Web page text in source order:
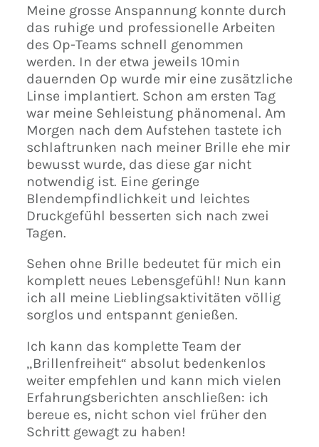
Meine grosse Anspannung konnte durch
das ruhige und professionelle Arbeiten
des Op-Teams schnell genommen
werden. In der etwa jeweils 10min
dauernden Op wurde mir eine zusätzliche
Linse implantiert. Schon am ersten Tag
war meine Sehleistung phänomenal. Am
Morgen nach dem Aufstehen tastete ich
schlaftrunken nach meiner Brille ehe mir
bewusst wurde, das diese gar nicht
notwendig ist. Eine geringe
Blendempfindlichkeit und leichtes
Druckgefühl besserten sich nach zwei
Tagen.
Sehen ohne Brille bedeutet für mich ein
komplett neues Lebensgefühl! Nun kann
ich all meine Lieblingsaktivitäten völlig
sorglos und entspannt genießen.
Ich kann das komplette Team der
„Brillenfreiheit“ absolut bedenkenlos
weiter empfehlen und kann mich vielen
Erfahrungsberichten anschließen: ich
bereue es, nicht schon viel früher den
Schritt gewagt zu haben!